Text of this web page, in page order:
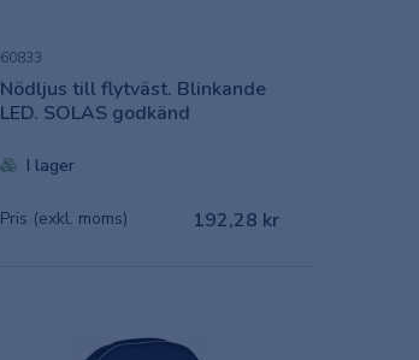
60833
Nödljus till flytväst. Blinkande
LED. SOLAS godkänd
I lager
Pris (exkl. moms) 192,28 kr